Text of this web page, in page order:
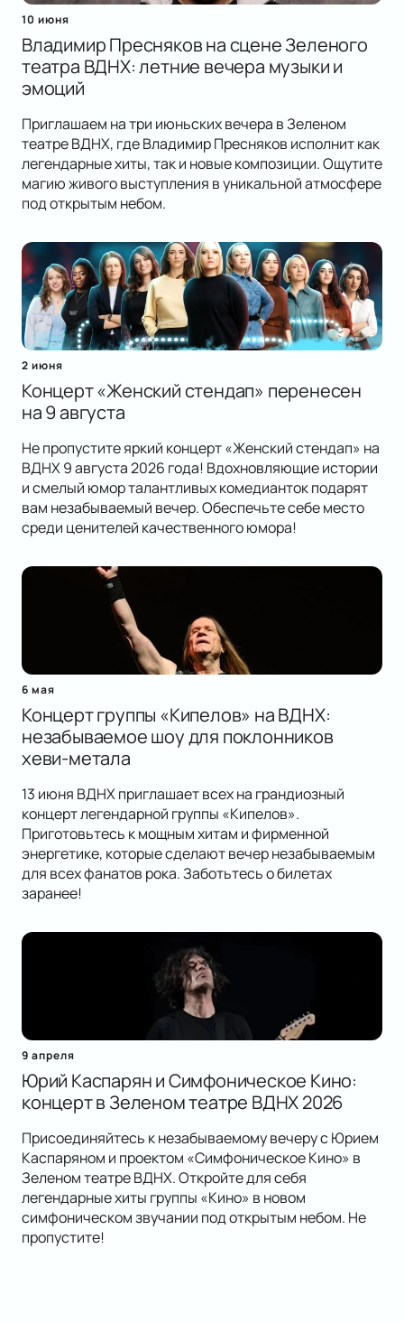
10 июня
Владимир Пресняков на сцене Зеленого
театра ВДНХ: летние вечера музыки и
эмоций
Приглашаем на три июньских вечера в Зеленом
театре ВДНХ, где Владимир Пресняков исполнит как
легендарные хиты, так и новые композиции. Ощутите
магию живого выступления в уникальной атмосфере
под открытым небом.
2 июня
Концерт «Женский стендап» перенесен
на 9 августа
Не пропустите яркий концерт «Женский стендап» на
ВДНХ 9 августа 2026 года! Вдохновляющие истории
и смелый юмор талантливых комедианток подарят
вам незабываемый вечер. Обеспечьте себе место
среди ценителей качественного юмора!
6 мая
Концерт группы «Кипелов» на ВДНХ:
незабываемое шоу для поклонников
хеви-метала
13 июня ВДНХ приглашает всех на грандиозный
концерт легендарной группы «Кипелов».
Приготовьтесь к мощным хитам и фирменной
энергетике, которые сделают вечер незабываемым
для всех фанатов рока. Заботьтесь о билетах
заранее!
9 апреля
Юрий Каспарян и Симфоническое Кино:
концерт в Зеленом театре ВДНХ 2026
Присоединяйтесь к незабываемому вечеру с Юрием
Каспаряном и проектом «Симфоническое Кино» в
Зеленом театре ВДНХ. Откройте для себя
легендарные хиты группы «Кино» в новом
симфоническом звучании под открытым небом. Не
пропустите!